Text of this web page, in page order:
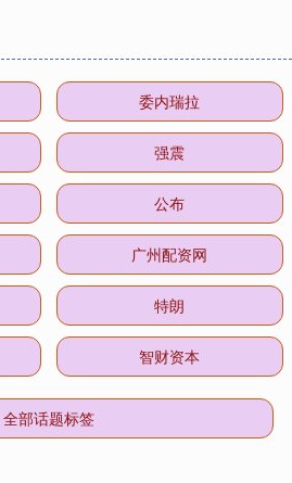
委内瑞拉
强震
公布
广州配资网
特朗
智财资本
全部话题标签